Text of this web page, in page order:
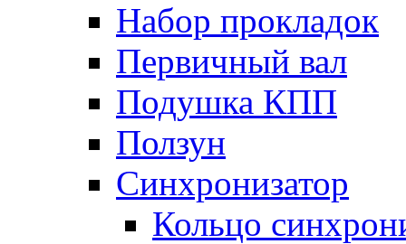
Набор прокладок
Первичный вал
Подушка КПП
Ползун
Синхронизатор
Кольцо